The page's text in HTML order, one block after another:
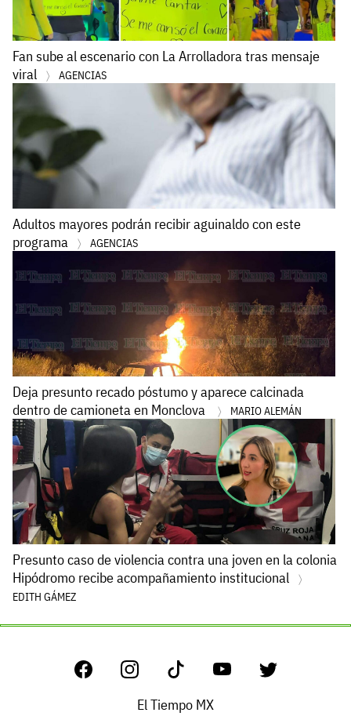
Fan sube al escenario con La Arrolladora tras mensaje
viral
AGENCIAS
Adultos mayores podrán recibir aguinaldo con este
programa
AGENCIAS
Deja presunto recado póstumo y aparece calcinada
dentro de camioneta en Monclova
MARIO ALEMÁN
Presunto caso de violencia contra una joven en la colonia
Hipódromo recibe acompañamiento institucional
EDITH GÁMEZ
El Tiempo MX